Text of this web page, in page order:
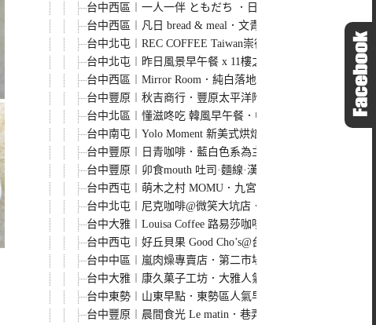
台中西區︱一人一伴 ともだち ．日式文青風格老宅早午餐
台中西區︱凡日 bread & meal．文青風老宅早午餐、甜點，
台中北屯︱REC COFFEE Taiwan崇德店．日本福岡冠軍咖
台中北屯︱昨日風景早午餐 x 11樓之3甜點．藏身在住宅
台中西區︱Mirror Room．純白落地窗裡的澳式早午餐，台
台中豐原︱秋吉商行．豐原太平洋附近清新風格早午餐，
台中北區︱懂滋咚吃 韓風早午餐．中國醫藥學院商圈平價
台中南屯︱Yolo Moment 新美式烘焙&舒食餐館．環境舒
台中豐原︱日青咖啡．藍白色系為主色調的網美系咖啡館
台中豐原︱卯食mouth 吐司·麵線·漢堡@豐原總店．麵線
台中西屯︱萌木之村 MOMU．九宮格早餐、點咖啡送吐司
台中北屯︱尼克咖啡@微笑大坑店．環境寬敞舒適，悠閒
台中大雅︱Louisa Coffee 路易莎咖啡．連鎖平價咖啡大雅
台中西屯︱好丘貝果 Good Cho’s@台中新光三越．台北
台中中區︱嵐肉燥專賣店．第二市場裡的人氣味美味肉燥
台中大雅︱康久菓子工坊．大雅人氣麵包店，每天出爐的
台中東勢︱山東早點．東勢區人氣早餐店，自己動手來速
台中豐原︱晨間食光 Le matin．巷弄裡簡約溫馨的鄉村風